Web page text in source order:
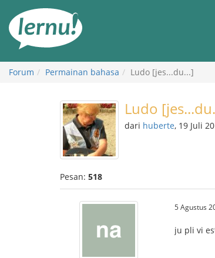
daftar
Forum Permainan bahasa Ludo [jes...du...]
Ludo
dari huberte, 19 Juli
Pesan: 518
5 Agustus
ju pli vi